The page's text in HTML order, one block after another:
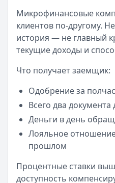
Категория:МФО
Читать новость
57 сервисов микрозаймов
Кратко:Авторизация через
Категория:МФО
Читать новость
Смс о «одобренном займе»
Кратко:Пришло СМС об
Опубликовано:23 ноября
Категория:МФО
Читать новость
Микрофинансовые
клиентов по-другому.
история — не главный
текущие доходы и
Что получает заемщик:
Одобрение за
Всего два
Деньги в день
Лояльное
прошлом
Процентные ставки
доступность